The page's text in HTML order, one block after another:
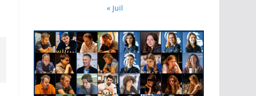
« Juil